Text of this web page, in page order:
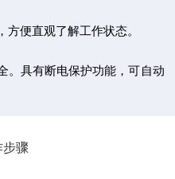
便直观了解工作状态。
。具有断电保护功能，可自动
步骤